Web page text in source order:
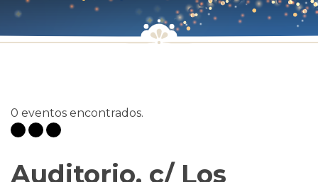
0 eventos encontrados.
Auditorio, c/ Los